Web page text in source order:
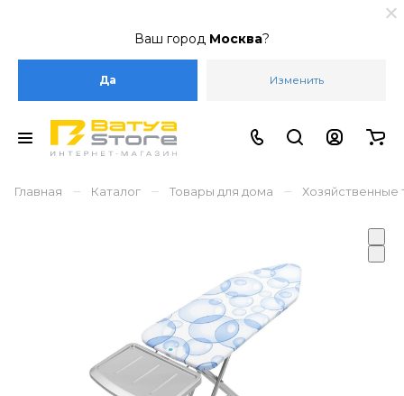
Ваш город Москва?
Да Изменить
Главная – Каталог – Товары для дома – Хозяйственные